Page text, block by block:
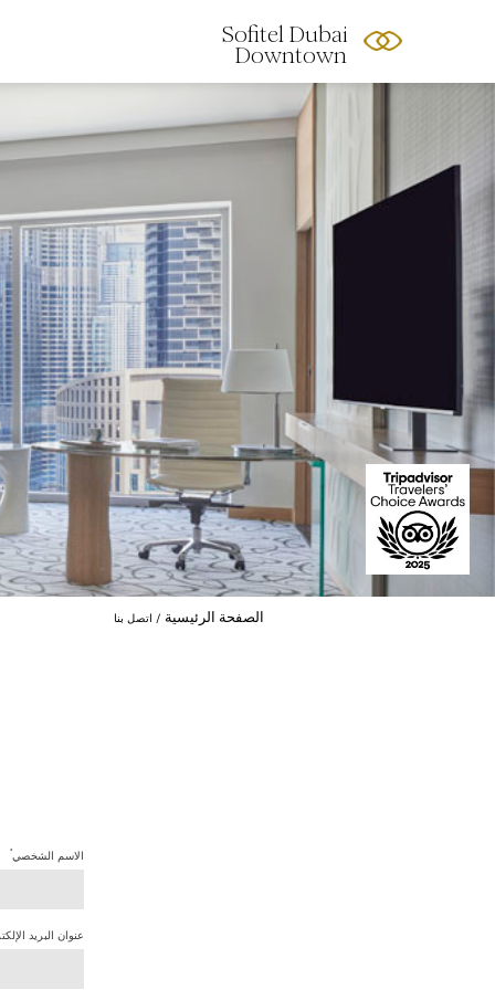
Sofitel Dubai
Downtown
الصفحة الرئيسية اتصل بنا
الاسم الشخصي*
عنوان البريد